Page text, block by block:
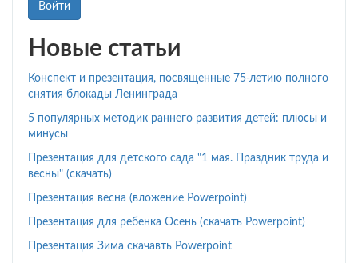
Войти
Новые статьи
Конспект и презентация, посвященные 75-летию полного
снятия блокады Ленинграда
5 популярных методик раннего развития детей: плюсы и
минусы
Презентация для детского сада "1 мая. Праздник труда и
весны" (скачать)
Презентация весна (вложение Powerpoint)
Презентация для ребенка Осень (скачать Powerpoint)
Презентация Зима скачавть Powerpoint